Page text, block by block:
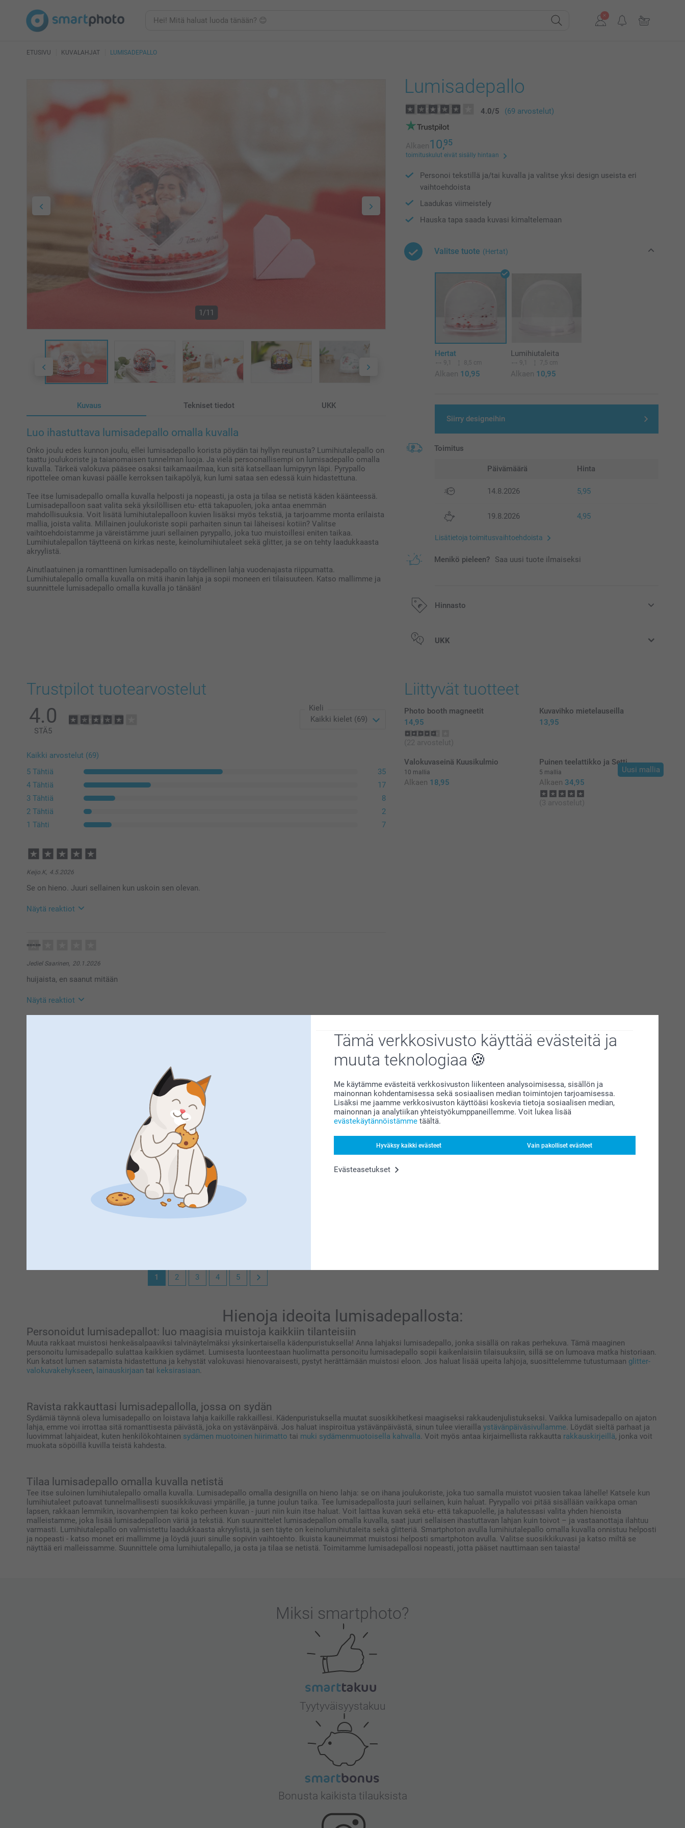
Tämä verkkosivusto käyttää evästeitä ja
muuta teknologiaa
Me käytämme evästeitä verkkosivuston liikenteen analysoimisessa, sisällön ja
mainonnan kohdentamisessa sekä sosiaalisen median toimintojen tarjoamisessa.
Lisäksi me jaamme verkkosivuston käyttöäsi koskevia tietoja sosiaalisen median,
mainonnan ja analytiikan yhteistyökumppaneillemme. Voit lukea lisää
evästekäytännöistämme täältä.
Hyväksy kaikki evästeet Vain pakolliset evästeet
Evästeasetukset
ETUSIVU KUVALAHJAT LUMISADEPALLO
1/11
Kuvaus Tekniset tiedot UKK
Luo ihastuttava lumisadepallo omalla kuvalla
Onko joulu edes kunnon joulu, ellei lumisadepallo korista pöydän tai hyllyn reunusta? Lumihiutalepallo on
taattu joulukoriste ja taianomaisen tunnelman luoja. Ja vielä persoonallisempi on lumisadepallo omalla
kuvalla. Tärkeä valokuva pääsee osaksi taikamaailmaa, kun sitä katsellaan lumipyryn läpi. Pyrypallo
ripottelee oman kuvasi päälle kerroksen taikapölyä, kun lumi sataa sen edessä kuin hidastettuna.
Tee itse lumisadepallo omalla kuvalla helposti ja nopeasti, ja osta ja tilaa se netistä käden käänteessä.
Lumisadepalloon saat valita sekä yksilöllisen etu- että takapuolen, joka antaa enemmän
mahdollisuuksia. Voit lisätä lumihiutalepalloon kuvien lisäksi myös tekstiä, ja tarjoamme monta erilaista
mallia, joista valita. Millainen joulukoriste sopii parhaiten sinun tai läheisesi kotiin? Valitse
vaihtoehdoistamme ja väreistämme juuri sellainen pyrypallo, joka tuo muistoillesi eniten taikaa.
Lumihiutalepallon täytteenä on kirkas neste, keinolumihiutaleet sekä glitter, ja se on tehty laadukkaasta
akryylistä.
Ainutlaatuinen ja romanttinen lumisadepallo on täydellinen lahja vuodenajasta riippumatta.
Lumihiutalepallo omalla kuvalla on mitä ihanin lahja ja sopii moneen eri tilaisuuteen. Katso mallimme ja
suunnittele lumisadepallo omalla kuvalla jo tänään!
Lumisadepallo
4.0/5 (69 arvostelut)
Alkaen10,95
toimituskulut eivät sisälly hintaan
Personoi tekstillä ja/tai kuvalla ja valitse yksi design useista eri
vaihtoehdoista
Laadukas viimeistely
Hauska tapa saada kuvasi kimaltelemaan
Valitse tuote (Hertat)
Hertat
9,1 8,5 cm
Alkaen 10,95
Lumihiutaleita
9,1 7,5 cm
Alkaen 10,95
Siirry designeihin
Toimitus
Päivämäärä Hinta
14.8.2026 5,95
19.8.2026 4,95
Lisätietoja toimitusvaihtoehdoista
Menikö pieleen? Saa uusi tuote ilmaiseksi
Hinnasto
Kaikki hinnat ovat euroina, sisältävät arvonlisäveron ja eivät sisällä
UKK
Trustpilot tuotearvostelut
4.0
STÄ5
Kieli
Kaikki arvostelut (69)
5 Tähtiä
35
4 Tähtiä
17
3 Tähtiä
8
2 Tähtiä
2
1 Tähti
7
Keijo.K, 4.5.2026
Se on hieno. Juuri sellainen kun uskoin sen olevan.
Näytä reaktiot
Kiitos paljon 5 tähdestä ja palautteestasi! 💕 Ihanaa kuulla, että lumisadepallo tuo iloa – se on
Lämpimin terveisin,
Jediel Saarinen, 20.1.2026
huijaista, en saanut mitään
Näytä reaktiot
Kiitos palautteesta, ikävä kuulla että tilauksesi ei ole saapunut sinulle vielä. Pyrimme jatkuvasti
Pyydän sinua ottamaan yhteyttä asiakaspalveluun lähetyksen selvittämistä varten, mikäli uusi
lähetys ei saavu odotetussa ajassa, https://www.smartphoto.fi/yhteystiedot
Kiitokset palautteestasi, olemme kiitollisia siitä 🌸
Ethän epäröi ottaa yhteyttä asiakaspalveluun saadaksesi apua, mikäli tarvitset sitä 😊
16.12.2025
21.1.2026
Kaisa @smartphoto
1 2 3 4 5
Liittyvät tuotteet
Photo booth magneetit
14,95
(22 arvostelut)
Kuvavihko mietelauseilla
13,95
Valokuvaseinä Kuusikulmio
10 mallia
Alkaen 18,95
Uusi mallia
Puinen teelattikko ja Setti
5 mallia
Alkaen 34,95
(3 arvostelut)
Hienoja ideoita lumisadepallosta:
Personoidut lumisadepallot: luo maagisia muistoja kaikkiin tilanteisiin
Muuta rakkaat muistosi henkeäsalpaaviksi talvinäytelmäksi yksinkertaisella kädenpuristuksella! Anna lahjaksi lumisadepallo, jonka sisällä on rakas perhekuva. Tämä maaginen
personoitu lumisadepallo sulattaa kaikkien sydämet. Lumisesta luonteestaan huolimatta personoitu lumisadepallo sopii kaikenlaisiin tilaisuuksiin, sillä se on lumoava matka historiaan.
Kun katsot lumen satamista hidastettuna ja kehystät valokuvasi hienovaraisesti, pystyt herättämään muistosi eloon. Jos haluat lisää upeita lahjoja, suosittelemme tutustumaan glitter-
valokuvakehykseen, lainauskirjaan tai keksirasiaan.
Ravista rakkauttasi lumisadepallolla, jossa on sydän
Sydämiä täynnä oleva lumisadepallo on loistava lahja kaikille rakkaillesi. Kädenpuristuksella muutat suosikkihetkesi maagiseksi rakkaudenjulistukseksi. Vaikka lumisadepallo on ajaton
lahja, emme voi irrottaa sitä romanttisesta päivästä, joka on ystävänpäivä. Jos haluat inspiroitua ystävänpäivästä, sinun tulee vierailla ystävänpäiväsivullamme. Löydät sieltä parhaat ja
luovimmat lahjaideat, kuten henkilökohtainen sydämen muotoinen hiirimatto tai muki sydämenmuotoisella kahvalla. Voit myös antaa kirjaimellista rakkautta rakkauskirjeillä, jonka voit
muokata söpöillä kuvilla teistä kahdesta.
Tilaa lumisadepallo omalla kuvalla netistä
Tee itse suloinen lumihiutalepallo omalla kuvalla. Lumisadepallo omalla designilla on hieno lahja: se on ihana joulukoriste, joka tuo samalla muistot vuosien takaa lähelle! Katsele kun
lumihiutaleet putoavat tunnelmallisesti suosikkikuvasi ympärille, ja tunne joulun taika. Tee lumisadepallosta juuri sellainen, kuin haluat. Pyrypallo voi pitää sisällään vaikkapa oman
lapsen, rakkaan lemmikin, isovanhempien tai koko perheen kuvan - juuri niin kuin itse haluat. Voit laittaa kuvan sekä etu- että takapuolelle, ja halutessasi valita yhden hienoista
malleistamme, joka lisää lumisadepalloon väriä ja tekstiä. Kun suunnittelet lumisadepallon omalla kuvalla, saat juuri sellaisen ihastuttavan lahjan kuin toivot – ja vastaanottaja ilahtuu
varmasti. Lumihiutalepallo on valmistettu laadukkaasta akryylistä, ja sen täyte on keinolumihiutaleita sekä glitteriä. Smartphoton avulla lumihiutalepallo omalla kuvalla onnistuu helposti
ja nopeasti - katso monet eri mallimme ja löydä juuri sinulle sopivin vaihtoehto. Ikuista kauneimmat muistosi helposti smartphoton avulla. Valitse suosikkikuvasi ja katso miltä se
näyttää eri malleissamme. Suunnittele oma lumihiutalepallo, ja osta ja tilaa se netistä. Toimitamme lumisadepallosi nopeasti, jotta pääset nauttimaan sen taiasta!
Miksi smartphoto?
Tyytyväisyystakuu
Bonusta kaikista tilauksista